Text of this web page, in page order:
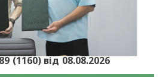
(1160) від 08.08.2026